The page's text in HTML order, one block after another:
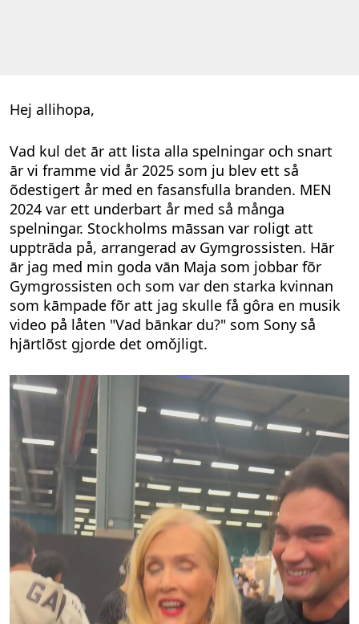
Hej allihopa,
Vad kul det ār att lista alla spelningar och snart
ār vi framme vid år 2025 som ju blev ett så
õdestigert år med en fasansfulla branden. MEN
2024 var ett underbart år med så många
spelningar. Stockholms māssan var roligt att
upptrāda på, arrangerad av Gymgrossisten. Hār
ār jag med min goda vān Maja som jobbar fõr
Gymgrossisten och som var den starka kvinnan
som kāmpade fõr att jag skulle få gôra en musik
video på låten "Vad bānkar du?" som Sony så
hjārtlõst gjorde det omǒjligt.